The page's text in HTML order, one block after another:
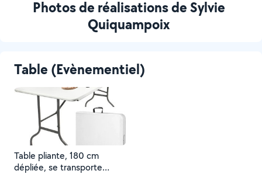
Photos de réalisations de Sylvie
Quiquampoix
Table (Evènementiel)
Table pliante, 180 cm
dépliée, se transporte